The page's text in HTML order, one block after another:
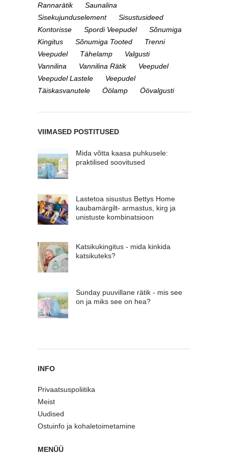
Rannarätik
Saunalina
Sisekujunduselement
Sisustusideed
Kontorisse
Spordi Veepudel
Sõnumiga
Kingitus
Sõnumiga Tooted
Trenni
Veepudel
Tähelamp
Valgusti
Vannilina
Vannilina Rätik
Veepudel
Veepudel Lastele
Veepudel
Täiskasvanutele
Öölamp Öövalgusti
VIIMASED POSTITUSED
Mida võtta kaasa puhkusele:
praktilised soovitused
Lastetoa sisustus Bettys Home
kaubamärgilt- armastus, kirg ja
unistuste kombinatsioon
Katsikukingitus - mida kinkida
katsikuteks?
Sunday puuvillane rätik - mis see
on ja miks see on hea?
INFO
Privaatsuspoliitika
Meist
Uudised
Ostuinfo ja kohaletoimetamine
MENÜÜ